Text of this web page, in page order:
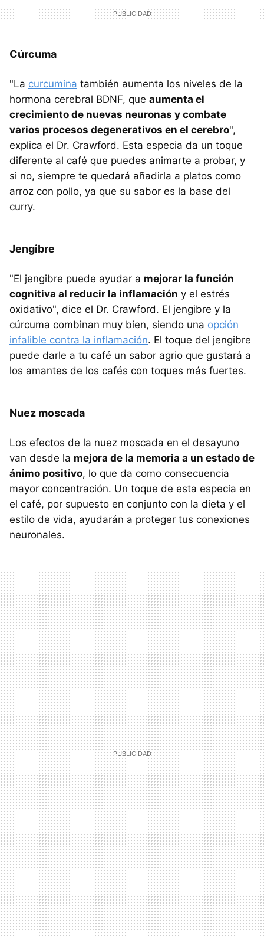
Cúrcuma
"La curcumina también aumenta los niveles de la
hormona cerebral BDNF, que aumenta el
crecimiento de nuevas neuronas y combate
varios procesos degenerativos en el cerebro",
explica el Dr. Crawford. Esta especia da un toque
diferente al café que puedes animarte a probar, y
si no, siempre te quedará añadirla a platos como
arroz con pollo, ya que su sabor es la base del
curry.
Jengibre
"El jengibre puede ayudar a mejorar la función
cognitiva al reducir la inflamación y el estrés
oxidativo", dice el Dr. Crawford. El jengibre y la
cúrcuma combinan muy bien, siendo una opción
infalible contra la inflamación. El toque del jengibre
puede darle a tu café un sabor agrio que gustará a
los amantes de los cafés con toques más fuertes.
Nuez moscada
Los efectos de la nuez moscada en el desayuno
van desde la mejora de la memoria a un estado de
ánimo positivo, lo que da como consecuencia
mayor concentración. Un toque de esta especia en
el café, por supuesto en conjunto con la dieta y el
estilo de vida, ayudarán a proteger tus conexiones
neuronales.